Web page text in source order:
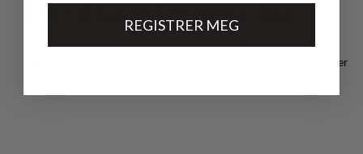
anskje o gså
Merino Liner
REGISTRER MEG